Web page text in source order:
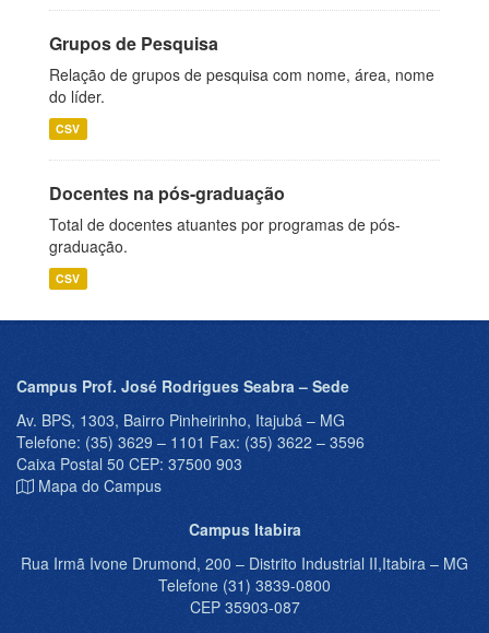
Grupos de Pesquisa
Relação de grupos de pesquisa com nome, área, nome
do líder.
CSV
Docentes na pós-graduação
Total de docentes atuantes por programas de pós-
graduação.
CSV
Campus Prof. José Rodrigues Seabra – Sede
Av. BPS, 1303, Bairro Pinheirinho, Itajubá – MG
Telefone: (35) 3629 – 1101 Fax: (35) 3622 – 3596
Caixa Postal 50 CEP: 37500 903
Mapa do Campus
Campus Itabira
Rua Irmã Ivone Drumond, 200 – Distrito Industrial II,Itabira – MG
Telefone (31) 3839-0800
CEP 35903-087